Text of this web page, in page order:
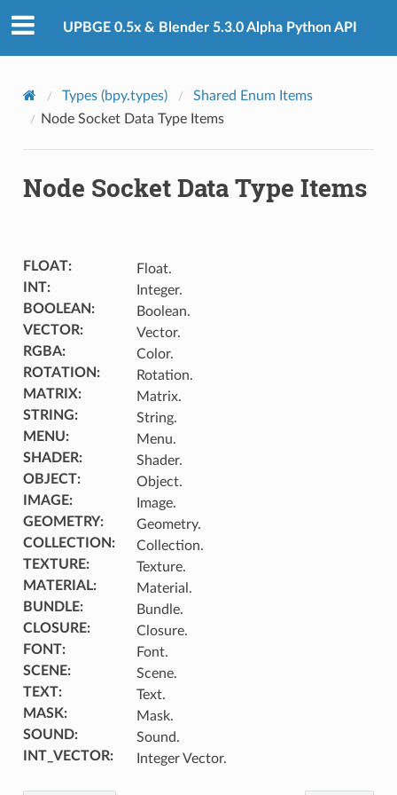
UPBGE 0.5x & Blender 5.3.0 Alpha Python API
Types (bpy.types)
Shared Enum Items
Node Socket Data Type Items
Node Socket Data Type Items
FLOAT:
Float.
INT:
Integer.
BOOLEAN:
Boolean.
VECTOR:
Vector.
RGBA:
Color.
ROTATION:
Rotation.
MATRIX:
Matrix.
STRING:
String.
MENU:
Menu.
SHADER:
Shader.
OBJECT:
Object.
IMAGE:
Image.
GEOMETRY:
Geometry.
COLLECTION:
Collection.
TEXTURE:
Texture.
MATERIAL:
Material.
BUNDLE:
Bundle.
CLOSURE:
Closure.
FONT:
Font.
SCENE:
Scene.
TEXT:
Text.
MASK:
Mask.
SOUND:
Sound.
INT_VECTOR: Integer Vector.